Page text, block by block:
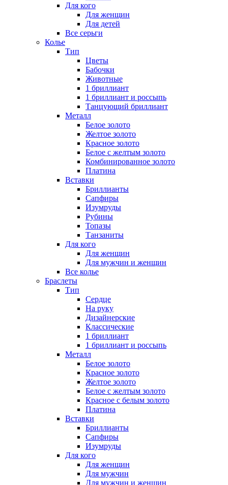
Для кого
Для женщин
Для детей
Все серьги
Колье
Тип
Цветы
Бабочки
Животные
1 бриллиант
1 бриллиант и россыпь
Танцующий бриллиант
Металл
Белое золото
Желтое золото
Красное золото
Белое с желтым золото
Комбинированное золото
Платина
Вставки
Бриллианты
Сапфиры
Изумруды
Рубины
Топазы
Танзаниты
Для кого
Для женщин
Для мужчин и женщин
Все колье
Браслеты
Тип
Сердце
На руку
Дизайнерские
Классические
1 бриллиант
1 бриллиант и россыпь
Металл
Белое золото
Красное золото
Желтое золото
Белое с желтым золото
Красное с белым золото
Платина
Вставки
Бриллианты
Сапфиры
Изумруды
Для кого
Для женщин
Для мужчин
Для мужчин и женщин